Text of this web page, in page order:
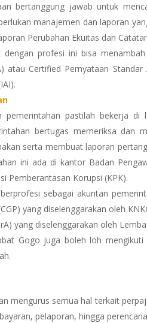
bertanggung jawab untuk
manajemen dan laporan
Perubahan Ekuitas dan
profesi ini bisa
atau Certified Pernyataan
pemerintahan pastilah bekerja
bertugas memeriksa dan
serta membuat laporan
ini ada di kantor Badan
Pemberantasan Korupsi (KPK).
sebagai akuntan
yang diselenggarakan oleh
yang diselenggarakan oleh
Gogo juga boleh loh
mengurus semua hal terkait
pelaporan, hingga